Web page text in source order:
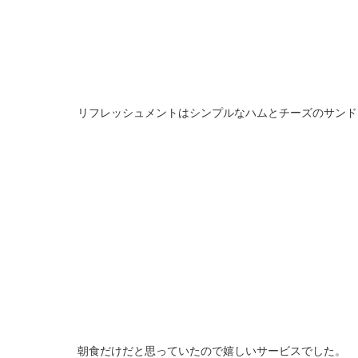
リフレッシュメントはシンプルなハムとチーズのサン
朝食だけだと思っていたので嬉しいサービスでした。